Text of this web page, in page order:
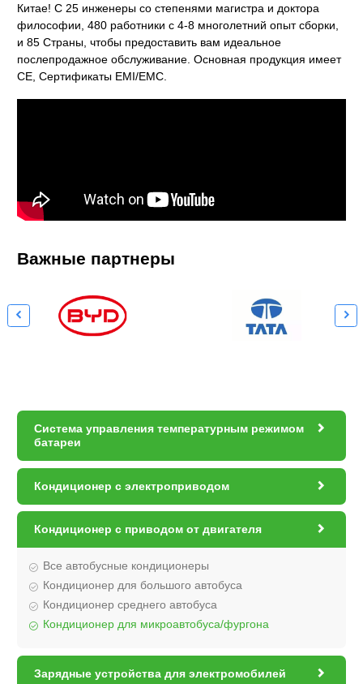
Система управления температурным режимом
батареи

Кондиционер с электроприводом 
Кондиционер с приводом от двигателя 
Все автобусные кондиционеры
Кондиционер для большого автобуса
Кондиционер среднего автобуса
Кондиционер для микроавтобуса/фургона
Зарядные устройства для электромобилей 
Китае! С 25 инженеры со степенями магистра и доктора
философии, 480 работники с 4-8 многолетний опыт сборки,
и 85 Страны, чтобы предоставить вам идеальное
послепродажное обслуживание. Основная продукция имеет
CE, Сертификаты EMI/EMC.
Важные партнеры
 